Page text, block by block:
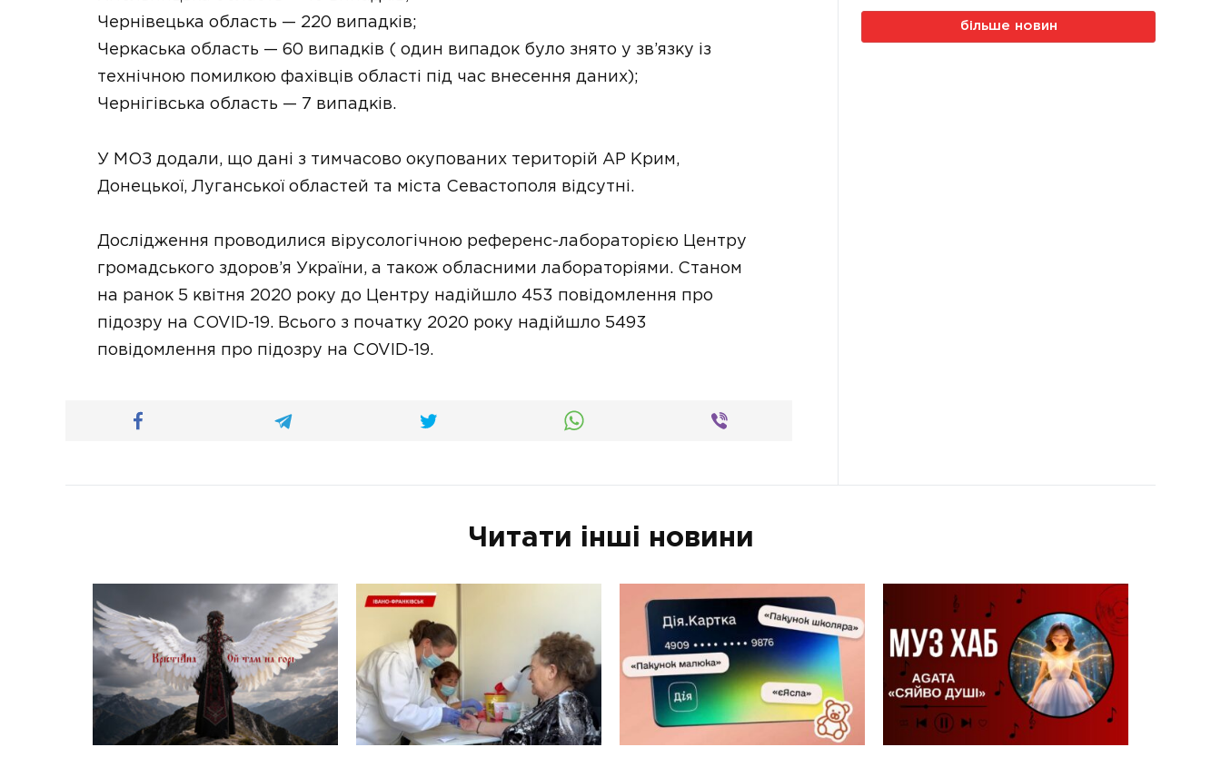
Чернівецька область — 220 випадків;
Черкаська область — 60 випадків ( один випадок було знято у зв’язку із
технічною помилкою фахівців області під час внесення даних);
Чернігівська область — 7 випадків.
У МОЗ додали, що дані з тимчасово окупованих територій АР Крим,
Донецької, Луганської областей та міста Севастополя відсутні.
Дослідження проводилися вірусологічною референс-лабораторією Центру
громадського здоров’я України, а також обласними лабораторіями. Станом
на ранок 5 квітня 2020 року до Центру надійшло 453 повідомлення про
підозру на COVID-19. Всього з початку 2020 року надійшло 5493
повідомлення про підозру на COVID-19.
більше новин
Читати інші новини